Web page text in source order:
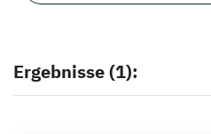
Ergebnisse (1):